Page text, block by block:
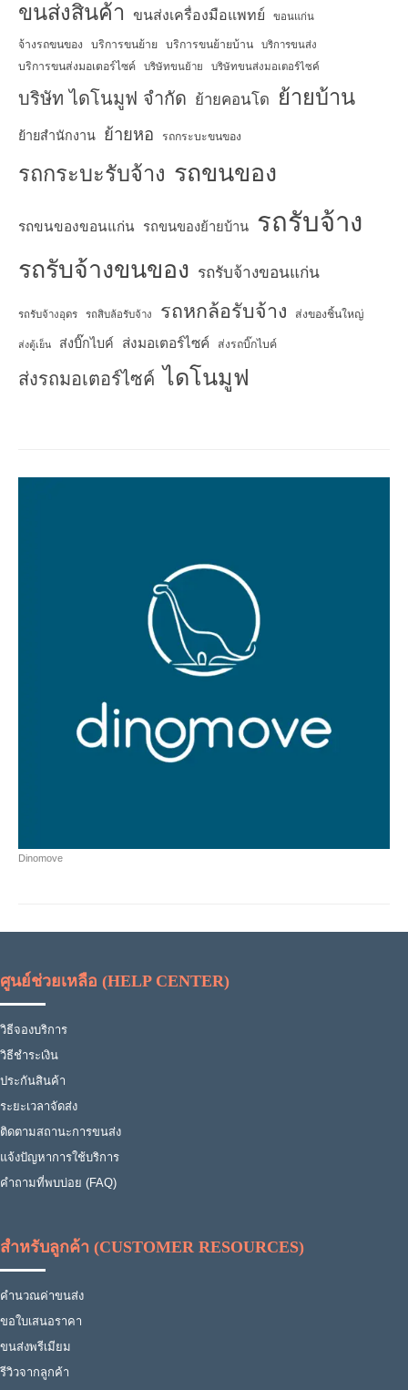
ขนส่งสินค้า ขนส่งเครื่องมือแพทย์ ขอนแก่น
จ้างรถขนของ บริการขนย้าย บริการขนย้ายบ้าน บริการขนส่ง
บริการขนส่งมอเตอร์ไซค์ บริษัทขนย้าย บริษัทขนส่งมอเตอร์ไซค์
บริษัท ไดโนมูฟ จำกัด ย้ายคอนโด ย้ายบ้าน
ย้ายสำนักงาน ย้ายหอ รถกระบะขนของ
รถกระบะรับจ้าง รถขนของ
รถขนของขอนแก่น รถขนของย้ายบ้าน รถรับจ้าง
รถรับจ้างขนของ รถรับจ้างขอนแก่น
รถรับจ้างอุดร รถสิบล้อรับจ้าง รถหกล้อรับจ้าง ส่งของชิ้นใหญ่
ส่งตู้เย็น ส่งบิ๊กไบค์ ส่งมอเตอร์ไซค์ ส่งรถบิ๊กไบค์
ส่งรถมอเตอร์ไซค์ ไดโนมูฟ
Dinomove
ศูนย์ช่วยเหลือ (HELP CENTER)
วิธีจองบริการ
วิธีชำระเงิน
ประกันสินค้า
ระยะเวลาจัดส่ง
ติดตามสถานะการขนส่ง
แจ้งปัญหาการใช้บริการ
คำถามที่พบบ่อย (FAQ)
สำหรับลูกค้า (CUSTOMER RESOURCES)
คำนวณค่าขนส่ง
ขอใบเสนอราคา
ขนส่งพรีเมียม
รีวิวจากลูกค้า